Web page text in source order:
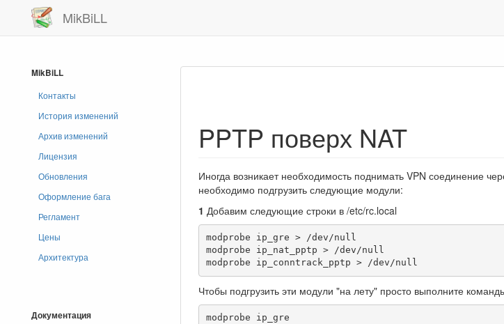
MikBiLL
MikBiLL
Контакты
История изменений
Архив изменений
Лицензия
Обновления
Оформление бага
Регламент
Цены
Архитектура
Документация
PPTP поверх NAT
Иногда возникает необходимость поднимать VPN соединение
необходимо подгрузить следующие модули:
1 Добавим следующие строки в /etc/rc.local
modprobe ip_gre > /dev/null
modprobe ip_nat_pptp > /dev/null
modprobe ip_conntrack_pptp > /dev/null
Чтобы подгрузить эти модули "на лету" просто выполните
modprobe ip_gre